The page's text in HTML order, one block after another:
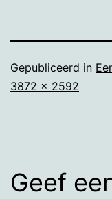
Gepubliceerd in
Volledige
3872 × 2592
Geef